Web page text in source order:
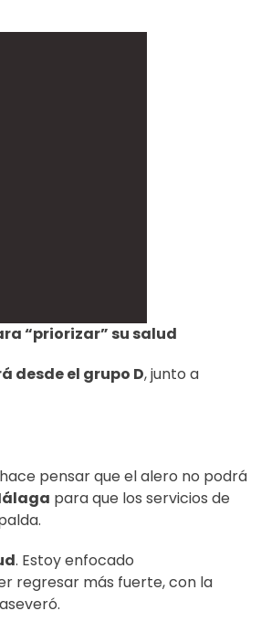
“priorizar” su salud
desde el grupo D, junto a
pensar que el alero no podrá
para que los servicios de
. Estoy enfocado
regresar más fuerte, con la